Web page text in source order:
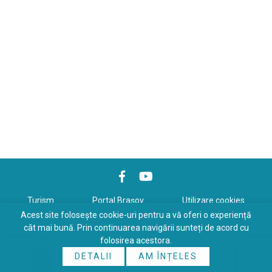
Turism Portal Braşov Utilizare cookies
Politică de confidenţialitate
Copyrights © 2026 All Rights Reserved. Powered by
Online
Acest site folosește cookie-uri pentru a vă oferi o experiență
cât mai bună. Prin continuarea navigării sunteți de acord cu
folosirea acestora.
DETALII
AM ÎNȚELES